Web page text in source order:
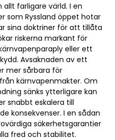
allt farligare värld. I en
som Ryssland öppet hotar
sina doktriner för att tillåta
riskerna markant för
eller ett
Avsaknaden av ett
mer sårbara för
kärnvapenmakter. Om
sänks ytterligare kan
snabbt eskalera till
konsekvenser. I en sådan
säkerhetsgarantier
fred och stabilitet.